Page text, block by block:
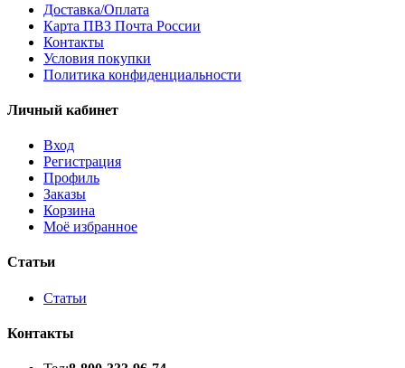
Доставка/Оплата
Карта ПВЗ Почта России
Контакты
Условия покупки
Политика конфиденциальности
Личный кабинет
Вход
Регистрация
Профиль
Заказы
Корзина
Моё избранное
Статьи
Статьи
Контакты